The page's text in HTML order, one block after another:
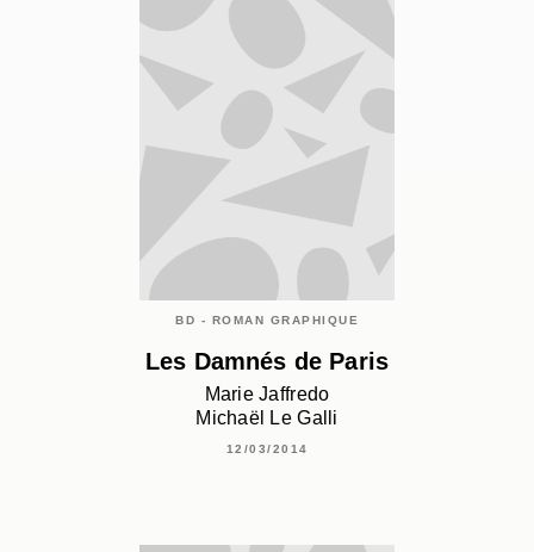
BD - ROMAN GRAPHIQUE
Les Damnés de Paris
Marie Jaffredo
Michaël Le Galli
12/03/2014